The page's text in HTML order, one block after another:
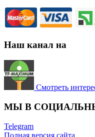
Наш канал на
Смотреть
МЫ В
Telegram
Полная версия сайта